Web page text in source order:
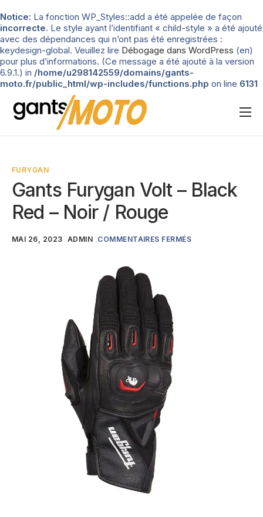
Notice: La fonction WP_Styles::add a été appelée de façon
incorrecte. Le style ayant l’identifiant « child-style » a été ajouté
avec des dépendances qui n’ont pas été enregistrées :
keydesign-global. Veuillez lire Débogage dans WordPress (en)
pour plus d’informations. (Ce message a été ajouté à la version
6.9.1.) in /home/u298142559/domains/gants-
moto.fr/public_html/wp-includes/functions.php on line 6131
Nos tests
Types de gants
Guide d’achat
FURYGAN
Gants Furygan Volt – Black
Red – Noir / Rouge
MAI 26, 2023 ADMIN COMMENTAIRES FERMÉS